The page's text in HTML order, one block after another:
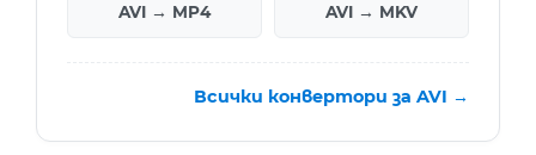
AVI → MP4 AVI → MKV
Всички конвертори за AVI →